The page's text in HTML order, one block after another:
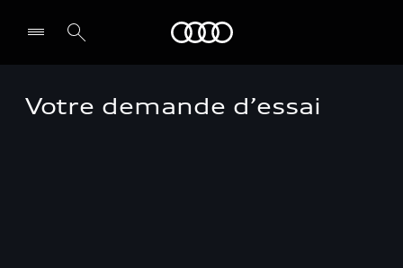
Select dealer
Votre demande d’essai